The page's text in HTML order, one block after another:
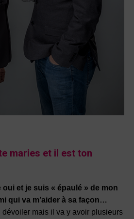
maries et il est ton
oui et je suis « épaulé » de mon
qui va m’aider à sa façon…
dévoiler mais il va y avoir plusieurs